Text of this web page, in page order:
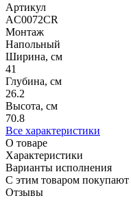
Артикул
AC0072CR
Монтаж
Напольный
Ширина, см
41
Глубина, см
26.2
Высота, см
70.8
Все характеристики
О товаре
Характеристики
Варианты исполнения
С этим товаром покупают
Отзывы